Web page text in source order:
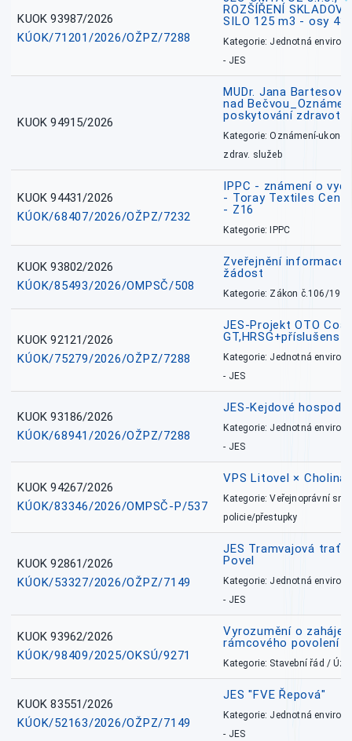
KUOK 93987/2026
KÚOK/71201/2026/OŽPZ/7288
ROZŠÍŘENÍ
SILO 125 m3 - osy
Kategorie: Jednotná
- JES
KUOK 94915/2026
MUDr. Jana
nad
poskytování
Kategorie: Oznámení-
zdrav. služeb
KUOK 94431/2026
KÚOK/68407/2026/OŽPZ/7232
IPPC - známení o
- Toray Textiles
- Z16
Kategorie: IPPC
KUOK 93802/2026
KÚOK/85493/2026/OMPSČ/508
Zveřejnění informace
žádost
Kategorie: Zákon č.106/1999
KUOK 92121/2026
KÚOK/75279/2026/OŽPZ/7288
JES-Projekt OTO
Kategorie: Jednotná
- JES
KUOK 93186/2026
KÚOK/68941/2026/OŽPZ/7288
JES-Kejdové
Kategorie: Jednotná
- JES
KUOK 94267/2026
KÚOK/83346/2026/OMPSČ-P/537
VPS Litovel ×
Kategorie: Veřejnoprávní
policie/přestupky
KUOK 92861/2026
KÚOK/53327/2026/OŽPZ/7149
JES Tramvajová trať
Povel
Kategorie: Jednotná
- JES
KUOK 93962/2026
KÚOK/98409/2025/OKSÚ/9271
Vyrozumění o
rámcového povolení
Kategorie: Stavební řád /
KUOK 83551/2026
KÚOK/52163/2026/OŽPZ/7149
JES "FVE Řepová"
Kategorie: Jednotná
- JES